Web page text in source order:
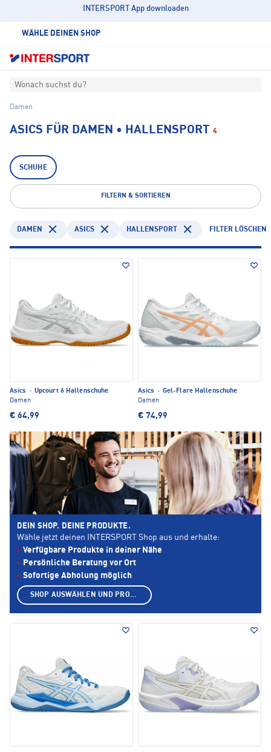
INTERSPORT App downloaden
WÄHLE DEINEN SHOP
Wonach suchst du?
Damen
ASICS FÜR DAMEN • HALLENSPORT 4
SCHUHE
FILTERN & SORTIEREN
DAMEN ASICS HALLENSPORT FILTER LÖSCHEN
Asics · Upcourt 6 Hallenschuhe
Damen
€ 64,99
Asics · Gel-Flare Hallenschuhe
Damen
€ 74,99
DEIN SHOP. DEINE PRODUKTE.
Wähle jetzt deinen INTERSPORT Shop aus und erhalte:
Verfügbare Produkte in deiner Nähe
Persönliche Beratung vor Ort
Sofortige Abholung möglich
SHOP AUSWÄHLEN UND PRODUKTE ANZEIGEN